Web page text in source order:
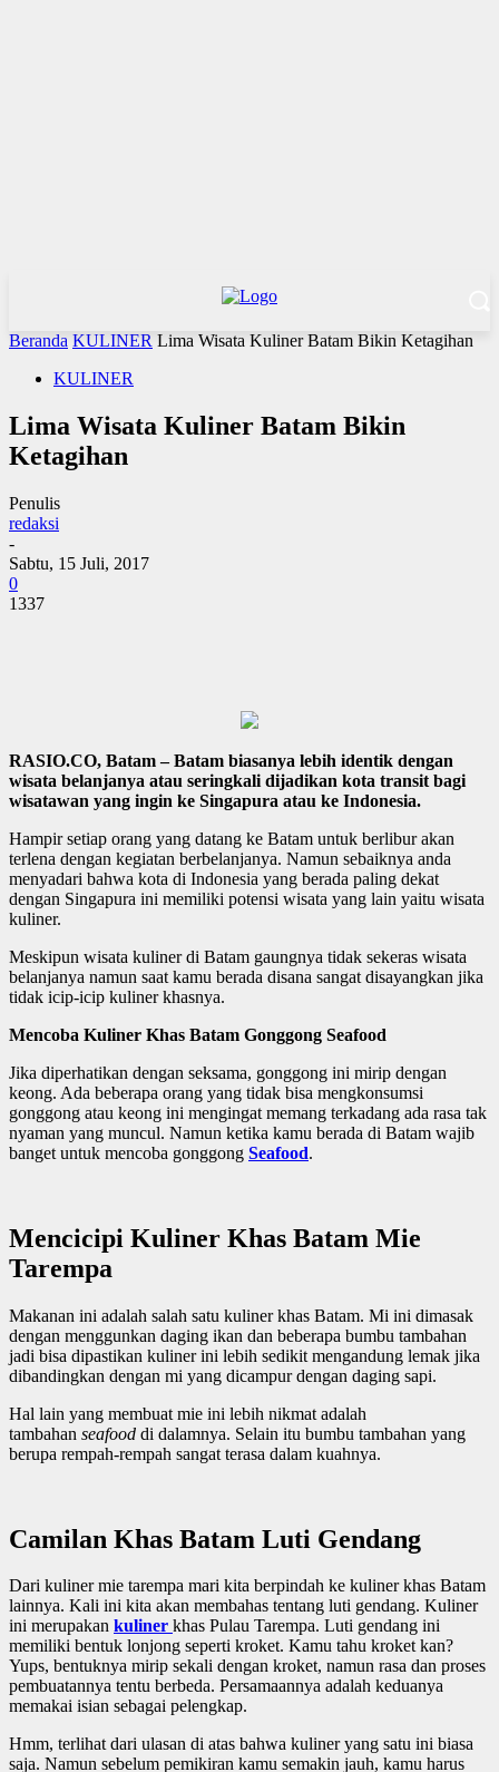
Beranda KULINER Lima Wisata Kuliner Batam Bikin Ketagihan
KULINER
Lima Wisata Kuliner Batam Bikin
Ketagihan
Penulis
redaksi
-
Sabtu, 15 Juli, 2017
0
1337
RASIO.CO, Batam – Batam biasanya lebih identik dengan
wisata belanjanya atau seringkali dijadikan kota transit bagi
wisatawan yang ingin ke Singapura atau ke Indonesia.
Hampir setiap orang yang datang ke Batam untuk berlibur akan
terlena dengan kegiatan berbelanjanya. Namun sebaiknya anda
menyadari bahwa kota di Indonesia yang berada paling dekat
dengan Singapura ini memiliki potensi wisata yang lain yaitu wisata
kuliner.
Meskipun wisata kuliner di Batam gaungnya tidak sekeras wisata
belanjanya namun saat kamu berada disana sangat disayangkan jika
tidak icip-icip kuliner khasnya.
Mencoba Kuliner Khas Batam Gonggong Seafood
Jika diperhatikan dengan seksama, gonggong ini mirip dengan
keong. Ada beberapa orang yang tidak bisa mengkonsumsi
gonggong atau keong ini mengingat memang terkadang ada rasa tak
nyaman yang muncul. Namun ketika kamu berada di Batam wajib
banget untuk mencoba gonggong Seafood.
Mencicipi Kuliner Khas Batam Mie
Tarempa
Makanan ini adalah salah satu kuliner khas Batam. Mi ini dimasak
dengan menggunkan daging ikan dan beberapa bumbu tambahan
jadi bisa dipastikan kuliner ini lebih sedikit mengandung lemak jika
dibandingkan dengan mi yang dicampur dengan daging sapi.
Hal lain yang membuat mie ini lebih nikmat adalah
tambahan seafood di dalamnya. Selain itu bumbu tambahan yang
berupa rempah-rempah sangat terasa dalam kuahnya.
Camilan Khas Batam Luti Gendang
Dari kuliner mie tarempa mari kita berpindah ke kuliner khas Batam
lainnya. Kali ini kita akan membahas tentang luti gendang. Kuliner
ini merupakan kuliner khas Pulau Tarempa. Luti gendang ini
memiliki bentuk lonjong seperti kroket. Kamu tahu kroket kan?
Yups, bentuknya mirip sekali dengan kroket, namun rasa dan proses
pembuatannya tentu berbeda. Persamaannya adalah keduanya
memakai isian sebagai pelengkap.
Hmm, terlihat dari ulasan di atas bahwa kuliner yang satu ini biasa
saja. Namun sebelum pemikiran kamu semakin jauh, kamu harus